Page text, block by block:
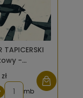
TAPICERSKI
-
na
beżu [6-8]
mb